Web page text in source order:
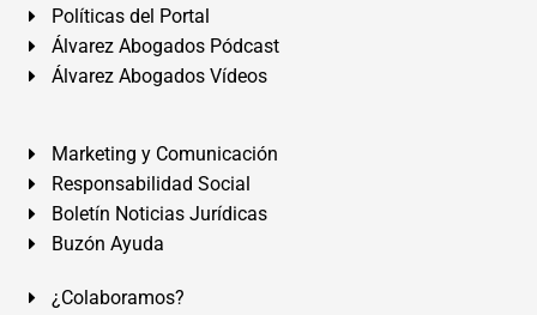
Políticas del Portal
Álvarez Abogados Pódcast
Álvarez Abogados Vídeos
Marketing y Comunicación
Responsabilidad Social
Boletín Noticias Jurídicas
Buzón Ayuda
¿Colaboramos?